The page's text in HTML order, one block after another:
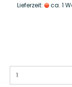
Lieferzeit: ca. 1